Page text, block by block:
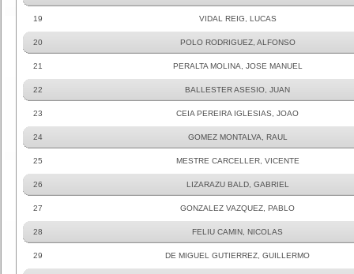
19 VIDAL REIG, LUCAS
20 POLO RODRIGUEZ, ALFONSO
21 PERALTA MOLINA, JOSE MANUEL
22 BALLESTER ASESIO, JUAN
23 CEIA PEREIRA IGLESIAS, JOAO
24 GOMEZ MONTALVA, RAUL
25 MESTRE CARCELLER, VICENTE
26 LIZARAZU BALD, GABRIEL
27 GONZALEZ VAZQUEZ, PABLO
28 FELIU CAMIN, NICOLAS
29 DE MIGUEL GUTIERREZ, GUILLERMO